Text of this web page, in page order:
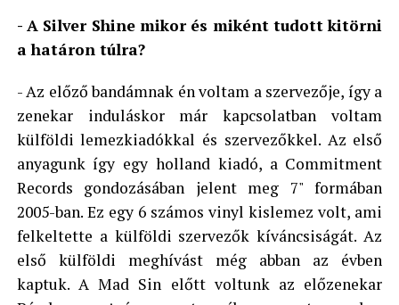
- A Silver Shine mikor és miként tudott kitörni
a határon túlra?
- Az előző bandámnak én voltam a szervezője, így a
zenekar induláskor már kapcsolatban voltam
külföldi lemezkiadókkal és szervezőkkel. Az első
anyagunk így egy holland kiadó, a Commitment
Records gondozásában jelent meg 7" formában
2005-ban. Ez egy 6 számos vinyl kislemez volt, ami
felkeltette a külföldi szervezők kíváncsiságát. Az
első külföldi meghívást még abban az évben
kaptuk. A Mad Sin előtt voltunk az előzenekar